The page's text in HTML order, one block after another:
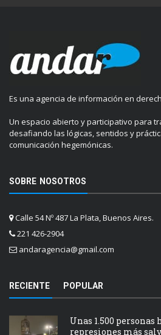
Es una agencia de información en
Un espacio abierto y participativo para
desafiando las lógicas, sentidos y
comunicación hegemónicas.
SOBRE NOSOTROS
Calle 54 Nº 487 La Plata, Buenos Aires.
221 426-2904
andaragencia@gmail.com
RECIENTE POPULAR
Unas 1.500 personas
represiones más